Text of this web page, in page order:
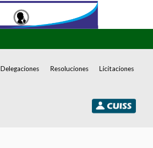
Delegaciones Resoluciones Licitaciones